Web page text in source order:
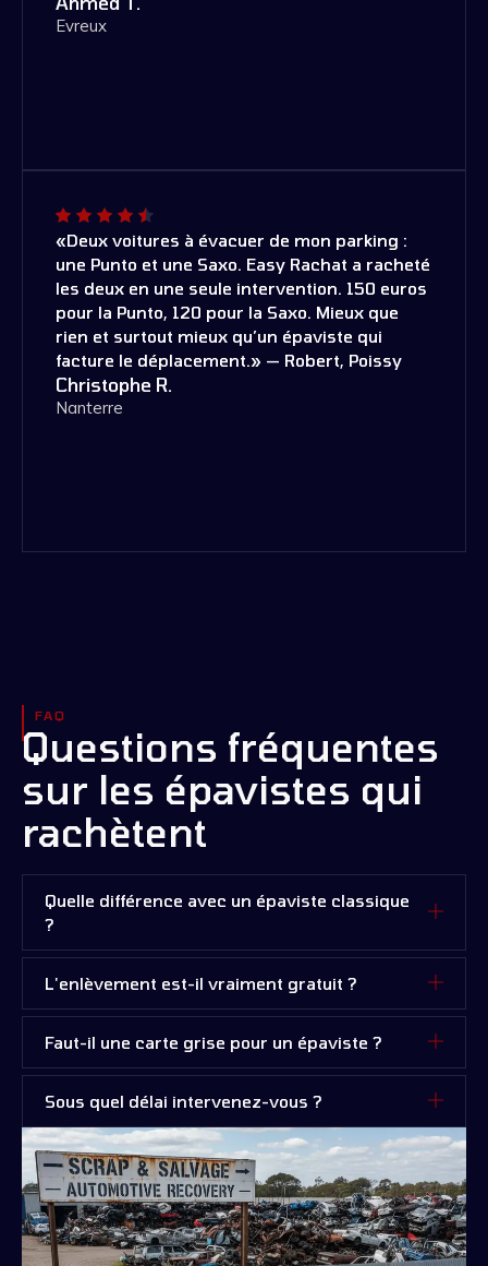
Evreux
«Deux voitures à évacuer de mon parking :
une Punto et une Saxo. Easy Rachat a racheté
les deux en une seule intervention. 150 euros
pour la Punto, 120 pour la Saxo. Mieux que
rien et surtout mieux qu’un épaviste qui
facture le déplacement.» — Robert, Poissy
Christophe R.
Nanterre
FAQ
Questions fréquentes
sur les épavistes qui
rachètent
Quelle différence avec un épaviste classique
?
L'enlèvement est-il vraiment gratuit ?
Faut-il une carte grise pour un épaviste ?
Sous quel délai intervenez-vous ?